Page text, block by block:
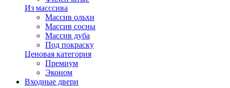
Из масссива
Массив ольхи
Массив сосны
Массив дуба
Под покраску
Ценовая категория
Премиум
Эконом
Входные двери